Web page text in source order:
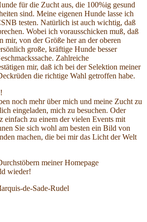
für die Zucht aus, die 100%ig gesund
sind. Meine eigenen Hunde lasse ich
testen. Natürlich ist auch wichtig, daß
Wobei ich vorausschicken muß, daß
mir, von der Größe her an der oberen
große, kräftige Hunde besser
Zahlreiche
mir, daß ich bei der Selektion meiner
die richtige Wahl getroffen habe.
noch mehr über mich und meine Zucht zu
eingeladen, mich zu besuchen. Oder
einfach zu einem der vielen Events mit
Sie sich wohl am besten ein Bild von
machen, die bei mir das Licht der Welt
meiner Homepage
wieder!
de-Sade-Rudel